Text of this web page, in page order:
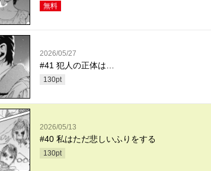
無料
2026/05/27
#41 犯人の正体は…
130pt
2026/05/13
#40 私はただ悲しいふりをする
130pt